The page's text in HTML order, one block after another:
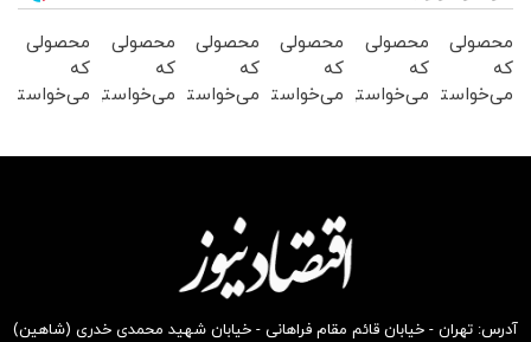
محصولی
که
می‌خواستی
محصولی
که
می‌خواستی
محصولی
که
می‌خواستی
بخر !
محصولی
که
می‌خواستی
بخر !
محصولی
که
می‌خواستی
محصولی
که
می‌خواستی
آدرس: تهران - خیابان قائم مقام فراهانی - خیابان شهید محمدی خدری (شاهین)